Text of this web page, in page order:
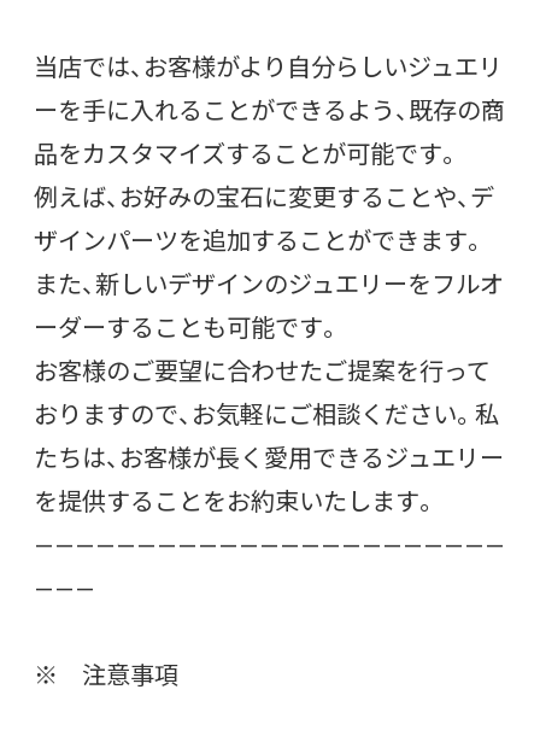
当店では、お客様がより自分らしいジュエリ
ーを手に入れることができるよう、既存の商
品をカスタマイズすることが可能です。
例えば、お好みの宝石に変更することや、デ
ザインパーツを追加することができます。
また、新しいデザインのジュエリーをフルオ
ーダーすることも可能です。
お客様のご要望に合わせたご提案を行って
おりますので、お気軽にご相談ください。私
たちは、お客様が長く愛用できるジュエリー
を提供することをお約束いたします。
———————————————————————
———
※ 注意事項